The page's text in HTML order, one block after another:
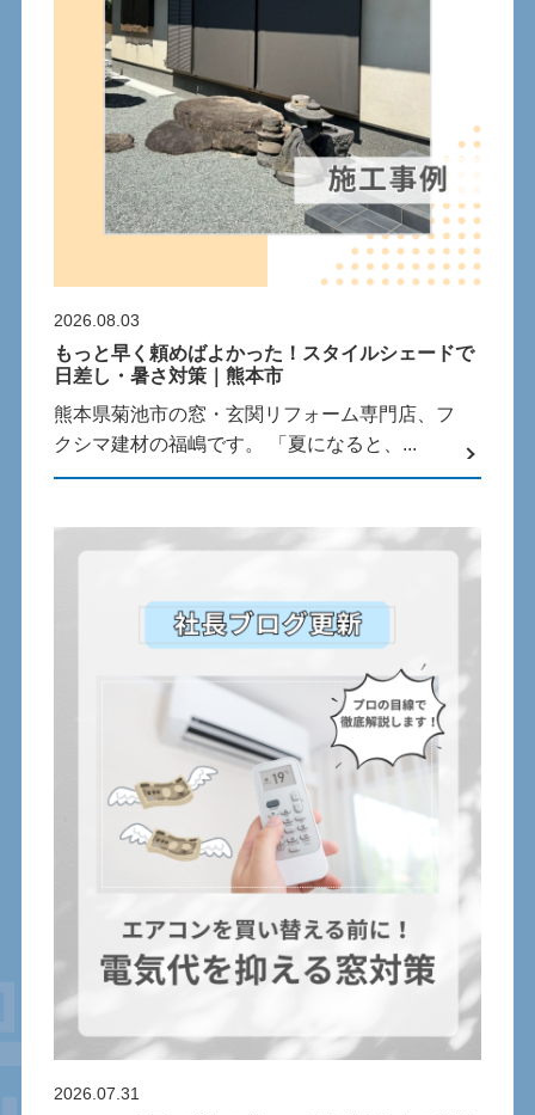
2026.08.03
もっと早く頼めばよかった！スタイルシェードで
日差し・暑さ対策｜熊本市
熊本県菊池市の窓・玄関リフォーム専門店、フ
クシマ建材の福嶋です。 「夏になると、...
2026.07.31